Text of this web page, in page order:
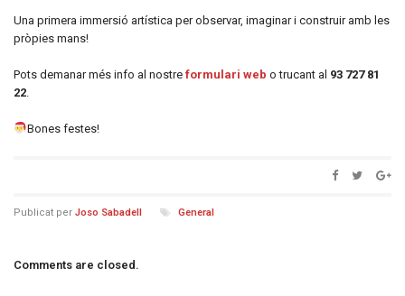
Una primera immersió artística per observar, imaginar i construir amb les
pròpies mans!
Pots demanar més info al nostre formulari web o trucant al 93 727 81
22.
Bones festes!
Publicat per Joso Sabadell General
Comments are closed.